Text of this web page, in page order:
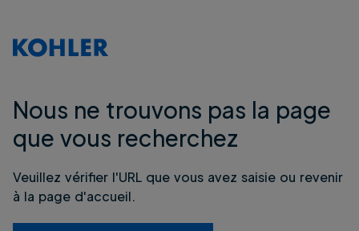
Nous ne trouvons pas la page
que vous recherchez
Veuillez vérifier l'URL que vous avez saisie ou revenir
à la page d'accueil.